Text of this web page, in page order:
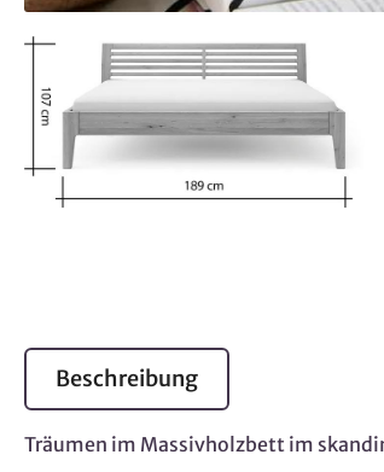
Beschreibung
Träumen im Massivholzbett im